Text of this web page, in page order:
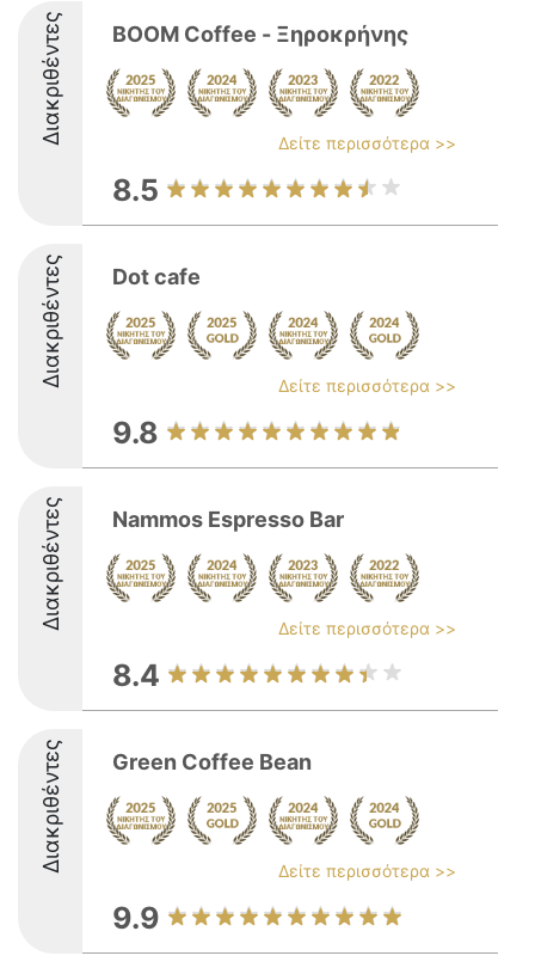
Διακριθέντες BOOM Coffee - Ξηροκρήνης
Δείτε περισσότερα >>
8.5
Διακριθέντες Dot cafe
Δείτε περισσότερα >>
9.8
Διακριθέντες Nammos Espresso Bar
Δείτε περισσότερα >>
8.4
Διακριθέντες Green Coffee Bean
Δείτε περισσότερα >>
9.9